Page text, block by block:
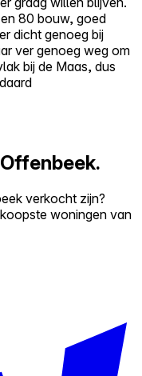
80 bouw, goed
dicht genoeg bij
ver genoeg weg om
bij de Maas, dus
verkocht zijn?
woningen van